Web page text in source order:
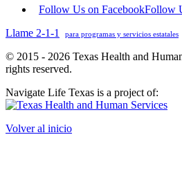
Follow Us on FacebookFollow
Llame 2-1-1
para programas y servicios estatales
© 2015 - 2026 Texas Health and
rights reserved.
Navigate Life Texas is a project of:
Volver al inicio